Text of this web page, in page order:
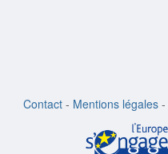
Contact - Mentions légales -